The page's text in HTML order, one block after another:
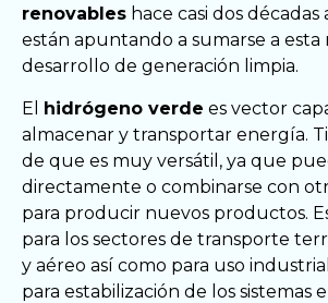
renovables hace casi dos décadas
están apuntando a sumarse a esta
desarrollo de generación limpia.
El hidrógeno verde es vector
almacenar y transportar energía.
de que es muy versátil, ya que
directamente o combinarse con
para producir nuevos productos.
para los sectores de transporte
y aéreo así como para uso
para estabilización de los sistemas